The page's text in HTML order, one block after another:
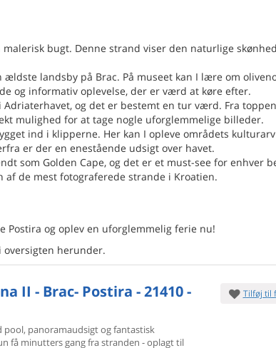
bugt. Denne strand viser den naturlige
landsby på Brac. På museet kan I lære om
og informativ oplevelse, der er værd at køre efter.
og det er bestemt en tur værd. Fra
mulighed for at tage nogle uforglemmelige billeder.
ind i klipperne. Her kan I opleve områdets
er der en enestående udsigt over havet.
som Golden Cape, og det er et must-see for enhver
af de mest fotograferede strande i Kroatien.
Postira og oplev en uforglemmelig ferie nu!
oversigten herunder.
II - Brac- Postira - 21410 -
pool, panoramaudsigt og fantastisk
få minuttersgang fra stranden - oplagt til
Tilføj til